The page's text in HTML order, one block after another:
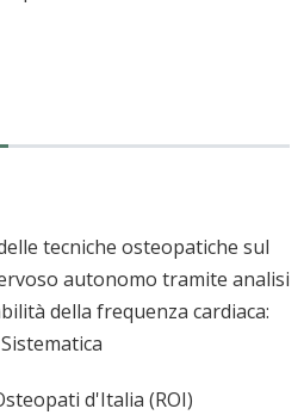
tecniche osteopatiche sul
autonomo tramite analisi
della frequenza cardiaca:
d'Italia (ROI)